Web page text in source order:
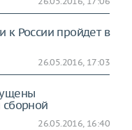
России пройдет в
26.05.2016, 17:03
сборной
26.05.2016, 16:40